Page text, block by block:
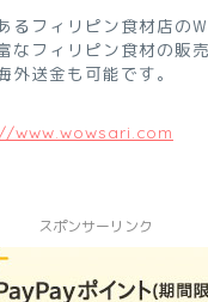
るフィリピン食材店の
なフィリピン食材の販
外送金も可能です。
www.wowsari.com
スポンサーリンク